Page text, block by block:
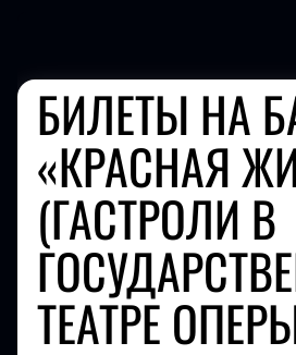
БИЛЕТЫ НА
«КРАСНАЯ
(ГАСТРОЛИ В
ТЕАТРЕ